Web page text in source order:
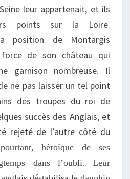
leur appartenait, et ils
points sur la Loire.
position de Montargis
de son château qui
garnison nombreuse. Il
ne pas laisser un tel point
des troupes du roi de
succès des Anglais, et
rejeté de l’autre côté du
héroïquede ses
dans l’oubli. Leur